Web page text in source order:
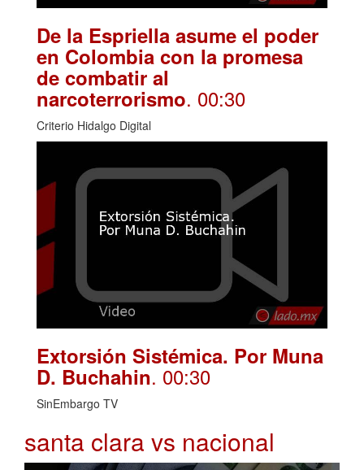
De la Espriella asume el poder
en Colombia con la promesa
de combatir al
narcoterrorismo. 00:30
Criterio Hidalgo Digital
Extorsión Sistémica. Por Muna
D. Buchahin. 00:30
SinEmbargo TV
santa clara vs nacional